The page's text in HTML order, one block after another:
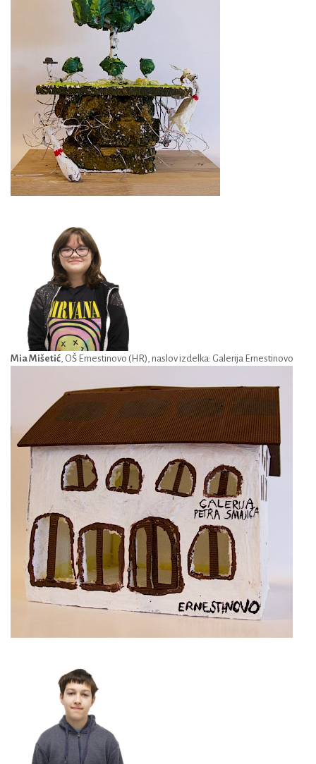
Mia Mišetić, OŠ Ernestinovo (HR), naslov izdelka: Galerija Ernestinovo